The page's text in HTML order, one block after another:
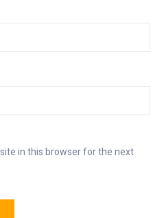
in this browser for the next